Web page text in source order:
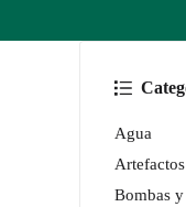
Agua
Bombas